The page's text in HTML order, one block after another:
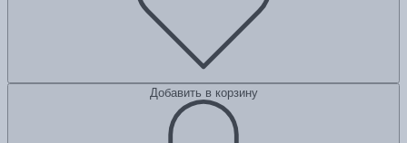
Добавить в корзину